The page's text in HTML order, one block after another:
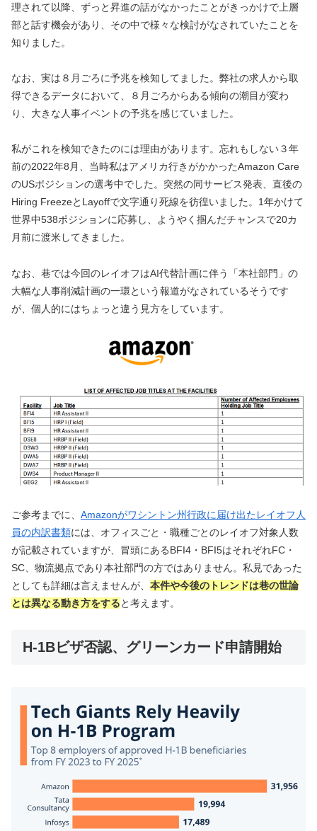
理されて以降、ずっと昇進の話がなかったことがきっかけで上層
部と話す機会があり、その中で様々な検討がなされていたことを
知りました。
なお、実は８月ごろに予兆を検知してました。弊社の求人から取
得できるデータにおいて、８月ごろからある傾向の潮目が変わ
り、大きな人事イベントの予兆を感じていました。
私がこれを検知できたのには理由があります。忘れもしない３年
前の2022年8月、当時私はアメリカ行きがかかったAmazon Care
のUSポジションの選考中でした。突然の同サービス発表、直後の
Hiring FreezeとLayoffで文字通り死線を彷徨いました。1年かけて
世界中538ポジションに応募し、ようやく掴んだチャンスで20カ
月前に渡米してきました。
なお、巷では今回のレイオフはAI代替計画に伴う「本社部門」の
大幅な人事削減計画の一環という報道がなされているそうです
が、個人的にはちょっと違う見方をしています。
ご参考までに、 Amazonがワシントン州行政に届け出たレイオフ人
員の内訳書類には、オフィスごと・職種ごとのレイオフ対象人数
が記載されていますが、冒頭にあるBFI4・BFI5はそれぞれFC・
SC、物流拠点であり本社部門の方ではありません。私見であった
としても詳細は言えませんが、 本件や今後のトレンドは巷の世論
とは異なる動き方をすると考えます。
H-1Bビザ否認、グリーンカード申請開始